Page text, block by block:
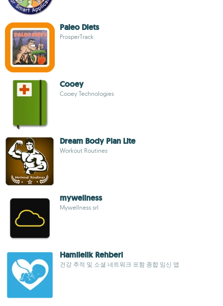
Paleo Diets
ProsperTrack
Cooey
Cooey Technologies
Dream Body Plan Lite
Workout Routines
mywellness
Mywellness srl
Hamilelik Rehberi
건강 추적 및 소셜 네트워크 포함 종합 임신 앱